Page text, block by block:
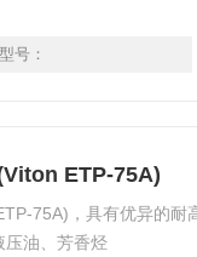
型号：
ETP-75A)
75A)，具有优异的耐
压油、芳香烃